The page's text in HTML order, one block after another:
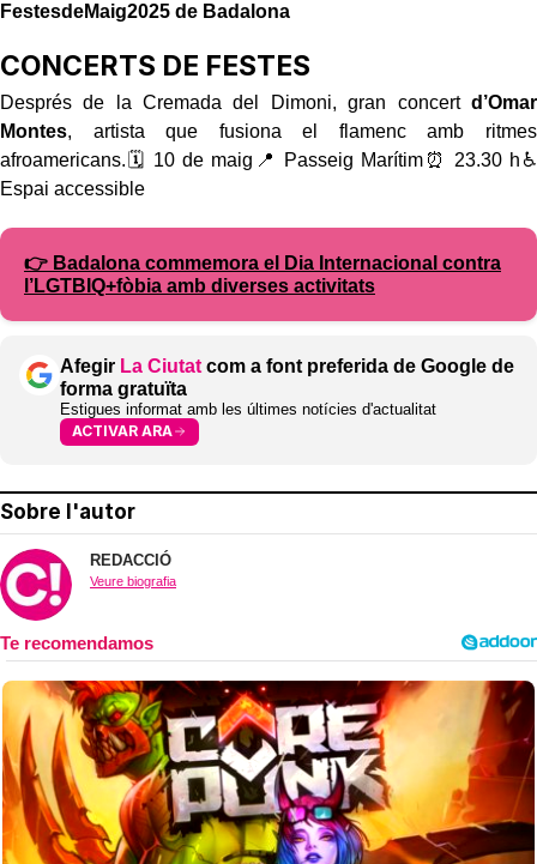
FestesdeMaig2025 de Badalona
CONCERTS DE FESTES
Després de la Cremada del Dimoni, gran concert d’Omar
Montes, artista que fusiona el flamenc amb ritmes
afroamericans.🗓 10 de maig📍 Passeig Marítim⏰ 23.30 h♿
Espai accessible
👉 Badalona commemora el Dia Internacional contra
l’LGTBIQ+fòbia amb diverses activitats
Afegir La Ciutat com a font preferida de Google de
forma gratuïta
Estigues informat amb les últimes notícies d'actualitat
ACTIVAR ARA
Sobre l'autor
REDACCIÓ
Veure biografia